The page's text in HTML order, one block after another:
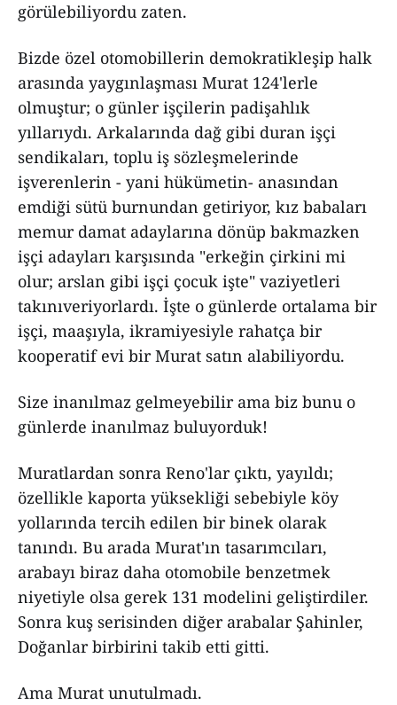
görülebiliyordu zaten.
Bizde özel otomobillerin demokratikleşip halk
arasında yaygınlaşması Murat 124'lerle
olmuştur; o günler işçilerin padişahlık
yıllarıydı. Arkalarında dağ gibi duran işçi
sendikaları, toplu iş sözleşmelerinde
işverenlerin - yani hükümetin- anasından
emdiği sütü burnundan getiriyor, kız babaları
memur damat adaylarına dönüp bakmazken
işçi adayları karşısında "erkeğin çirkini mi
olur; arslan gibi işçi çocuk işte" vaziyetleri
takınıveriyorlardı. İşte o günlerde ortalama bir
işçi, maaşıyla, ikramiyesiyle rahatça bir
kooperatif evi bir Murat satın alabiliyordu.
Size inanılmaz gelmeyebilir ama biz bunu o
günlerde inanılmaz buluyorduk!
Muratlardan sonra Reno'lar çıktı, yayıldı;
özellikle kaporta yüksekliği sebebiyle köy
yollarında tercih edilen bir binek olarak
tanındı. Bu arada Murat'ın tasarımcıları,
arabayı biraz daha otomobile benzetmek
niyetiyle olsa gerek 131 modelini geliştirdiler.
Sonra kuş serisinden diğer arabalar Şahinler,
Doğanlar birbirini takib etti gitti.
Ama Murat unutulmadı.